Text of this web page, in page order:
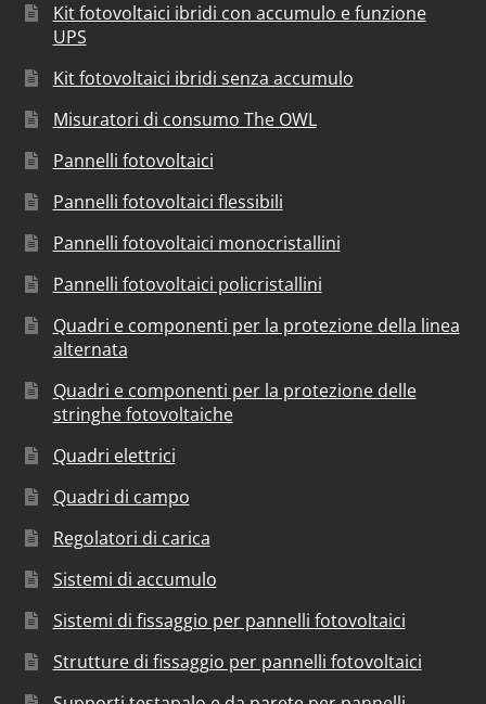
Kit fotovoltaici ibridi con accumulo e funzione
UPS
Kit fotovoltaici ibridi senza accumulo
Misuratori di consumo The OWL
Pannelli fotovoltaici
Pannelli fotovoltaici flessibili
Pannelli fotovoltaici monocristallini
Pannelli fotovoltaici policristallini
Quadri e componenti per la protezione della linea
alternata
Quadri e componenti per la protezione delle
stringhe fotovoltaiche
Quadri elettrici
Quadri di campo
Regolatori di carica
Sistemi di accumulo
Sistemi di fissaggio per pannelli fotovoltaici
Strutture di fissaggio per pannelli fotovoltaici